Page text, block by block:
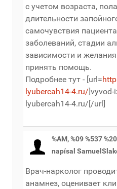
с учетом возраста,
длительности
самочувствия
заболеваний, стадии
зависимости и
принять помощь.
Подробнее тут - [url=
lyubercah14-4.ru/]vyvod-
lyubercah14-4.ru/[/url]
%AM, %09 %537
napísal
Врач-нарколог
анамнез, оценивает